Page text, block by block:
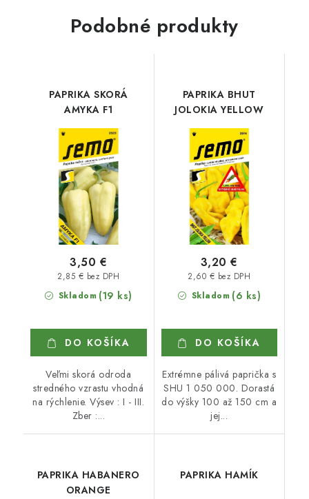
Podobné produkty
PAPRIKA SKORÁ
AMYKA F1
Skladom (19 ks)
2,85 € bez DPH
3,50 €
DO KOŠÍKA
Veľmi skorá odroda
stredného vzrastu vhodná
na rýchlenie. Výsev : I - III.
Zber :...
PAPRIKA BHUT
JOLOKIA YELLOW
Skladom (6 ks)
2,60 € bez DPH
3,20 €
DO KOŠÍKA
Extrémne pálivá paprička s
SHU 1 050 000. Dorastá
do výšky 100 až 150 cm a
jej...
PAPRIKA HABANERO
ORANGE
PAPRIKA HAMÍK